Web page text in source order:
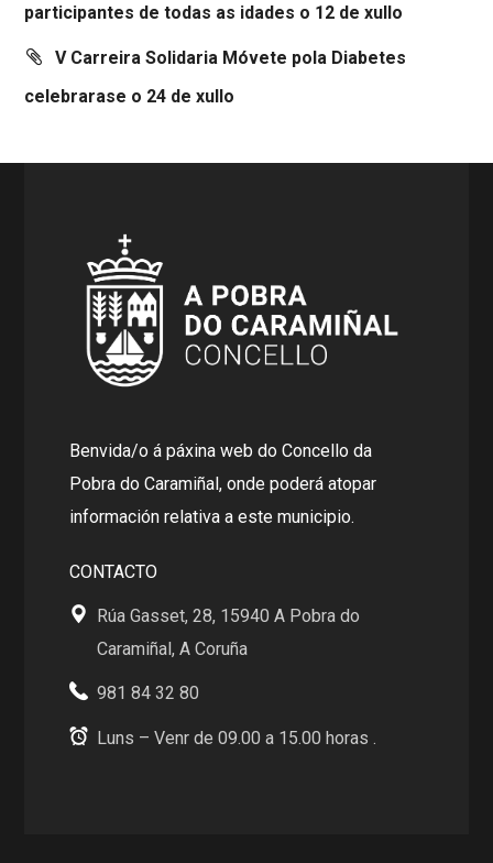
participantes de todas as idades o 12 de xullo
V Carreira Solidaria Móvete pola Diabetes
celebrarase o 24 de xullo
Benvida/o á páxina web do Concello da
Pobra do Caramiñal, onde poderá atopar
información relativa a este municipio.
CONTACTO
Rúa Gasset, 28, 15940 A Pobra do
Caramiñal, A Coruña
981 84 32 80
Luns – Venr de 09.00 a 15.00 horas .